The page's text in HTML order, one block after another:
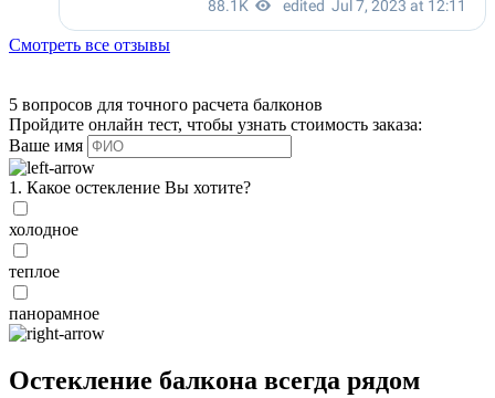
Смотреть все отзывы
5 вопросов для точного расчета балконов
Пройдите онлайн тест, чтобы узнать стоимость заказа:
Ваше имя
1. Какое остекление Вы хотите?
холодное
теплое
панорамное
Остекление балкона всегда рядом